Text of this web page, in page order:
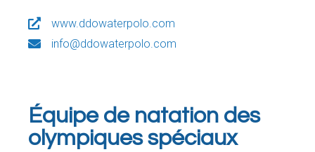
www.ddowaterpolo.com
info@ddowaterpolo.com
Équipe de natation des
olympiques spéciaux